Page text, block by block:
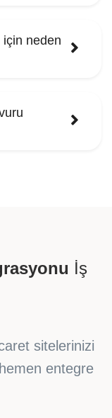
neden
İş
sitelerinizi
entegre